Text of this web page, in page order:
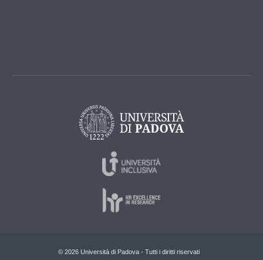
© 2026 Università di Padova - Tutti i diritti riservati